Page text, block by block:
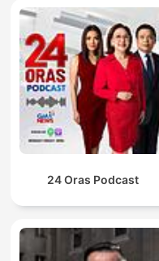
24 Oras Podcast